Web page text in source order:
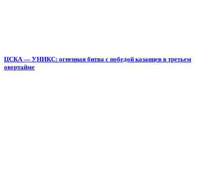
ЦСКА — УНИКС: огненная битва с победой казанцев в третьем
овертайме